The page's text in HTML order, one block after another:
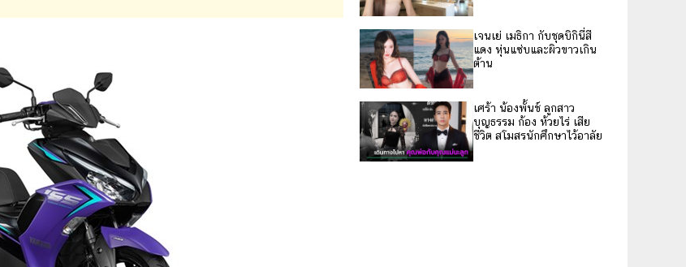
เจนเย่ เมธิกา กับชุดบิกินี่สี
แดง หุ่นแซ่บและผิวขาวเกิน
ต้าน
เศร้า น้องพั้นช์ ลูกสาว
บุญธรรม ก้อง ห้วยไร่ เสีย
ชีวิต สโมสรนักศึกษาไว้อาลัย